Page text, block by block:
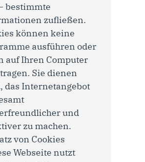
bestimmte
zufließen.
können keine
ausführen oder
auf Ihren Computer
Sie dienen
das Internetangebot
und
zu machen.
von Cookies
Webseite nutzt